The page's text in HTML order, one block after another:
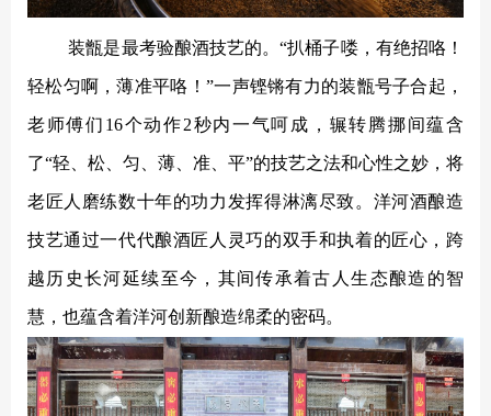
装甑是最考验酿酒技艺的。“扒桶子喽，有绝招咯！
轻松匀啊，薄准平咯！”一声铿锵有力的装甑号子合起，
老师傅们16个动作2秒内一气呵成，辗转腾挪间蕴含
了“轻、松、匀、薄、准、平”的技艺之法和心性之妙，将
老匠人磨练数十年的功力发挥得淋漓尽致。洋河酒酿造
技艺通过一代代酿酒匠人灵巧的双手和执着的匠心，跨
越历史长河延续至今，其间传承着古人生态酿造的智
慧，也蕴含着洋河创新酿造绵柔的密码。